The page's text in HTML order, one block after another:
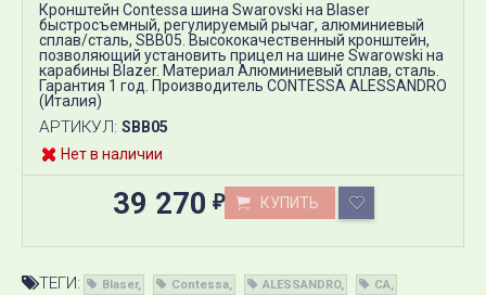
Кронштейн Contessa шина Swarovski на Blaser
быстросъемный, регулируемый рычаг, алюминиевый
сплав/сталь​, SBB05​. Высококачественный кронштейн,
позволяющий установить прицел на шине Swarowski на
карабины Blazer. Материал Алюминиевый сплав, сталь.
Гарантия 1 год. Производитель CONTESSA ALESSANDRO
(Италия)
АРТИКУЛ: SBB05
Нет в наличии
39 270 ₽ КУПИТЬ
ТЕГИ: Blaser Contessa ALESSANDRO
CA